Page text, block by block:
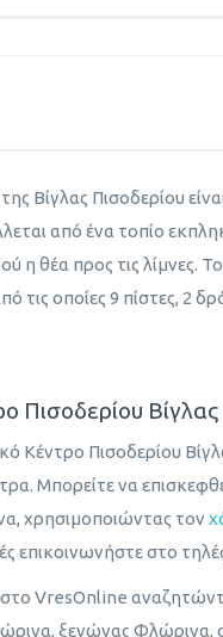
Βίγλας Πισοδερίου
από ένα τοπίο
η θέα προς τις λίμνες.
τις οποίες 9 πίστες, 2
Πισοδερίου
Κέντρο Πισοδερίου
Μπορείτε να
χρησιμοποιώντας τον
επικοινωνήστε στο
στο VresOnline
ξενώνας Φλώρινα,